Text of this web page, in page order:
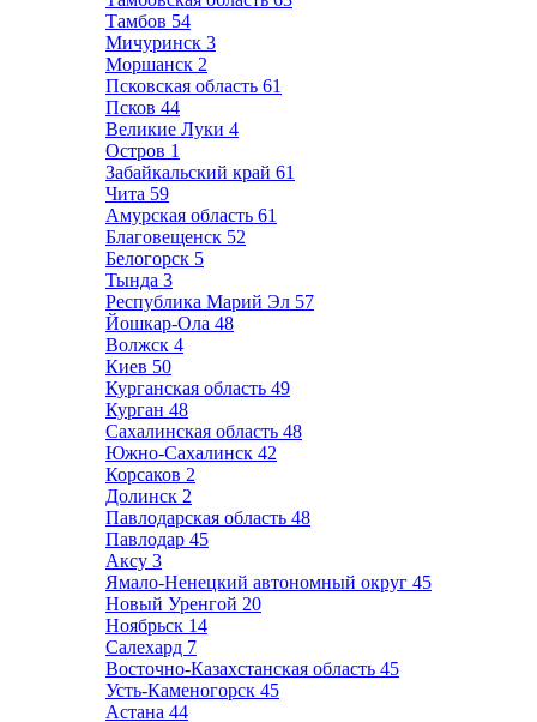
Тамбов 54
Мичуринск 3
Моршанск 2
Псковская область 61
Псков 44
Великие Луки 4
Остров 1
Забайкальский край 61
Чита 59
Амурская область 61
Благовещенск 52
Белогорск 5
Тында 3
Республика Марий Эл 57
Йошкар-Ола 48
Волжск 4
Киев 50
Курганская область 49
Курган 48
Сахалинская область 48
Южно-Сахалинск 42
Корсаков 2
Долинск 2
Павлодарская область 48
Павлодар 45
Аксу 3
Ямало-Ненецкий автономный округ 45
Новый Уренгой 20
Ноябрьск 14
Салехард 7
Восточно-Казахстанская область 45
Усть-Каменогорск 45
Астана 44